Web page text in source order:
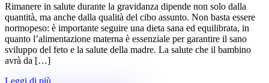
Rimanere in salute durante la gravidanza dipende non solo dalla
quantità, ma anche dalla qualità del cibo assunto. Non basta essere
normopeso: è importante seguire una dieta sana ed equilibrata, in
quanto l’alimentazione materna è essenziale per garantire il sano
sviluppo del feto e la salute della madre. La salute che il bambino
avrà da […]
Leggi di più